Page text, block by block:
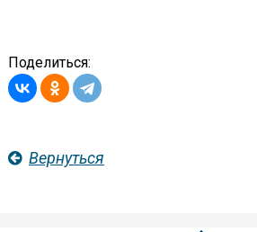
Поделиться:
Вернуться